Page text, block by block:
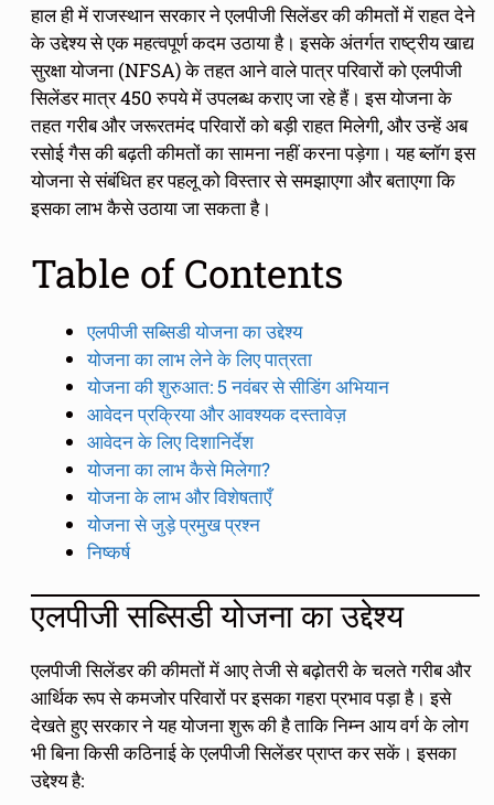
हाल ही में राजस्थान सरकार ने एलपीजी सिलेंडर की कीमतों में राहत देने
के उद्देश्य से एक महत्वपूर्ण कदम उठाया है। इसके अंतर्गत राष्ट्रीय खाद्य
सुरक्षा योजना (NFSA) के तहत आने वाले पात्र परिवारों को एलपीजी
सिलेंडर मात्र 450 रुपये में उपलब्ध कराए जा रहे हैं। इस योजना के
तहत गरीब और जरूरतमंद परिवारों को बड़ी राहत मिलेगी, और उन्हें अब
रसोई गैस की बढ़ती कीमतों का सामना नहीं करना पड़ेगा। यह ब्लॉग इस
योजना से संबंधित हर पहलू को विस्तार से समझाएगा और बताएगा कि
इसका लाभ कैसे उठाया जा सकता है।
Table of Contents
एलपीजी सब्सिडी योजना का उद्देश्य
योजना का लाभ लेने के लिए पात्रता
योजना की शुरुआत: 5 नवंबर से सीडिंग अभियान
आवेदन प्रक्रिया और आवश्यक दस्तावेज़
आवेदन के लिए दिशानिर्देश
योजना का लाभ कैसे मिलेगा?
योजना के लाभ और विशेषताएँ
योजना से जुड़े प्रमुख प्रश्न
निष्कर्ष
एलपीजी सब्सिडी योजना का उद्देश्य
एलपीजी सिलेंडर की कीमतों में आए तेजी से बढ़ोतरी के चलते गरीब और
आर्थिक रूप से कमजोर परिवारों पर इसका गहरा प्रभाव पड़ा है। इसे
देखते हुए सरकार ने यह योजना शुरू की है ताकि निम्न आय वर्ग के लोग
भी बिना किसी कठिनाई के एलपीजी सिलेंडर प्राप्त कर सकें। इसका
उद्देश्य है: